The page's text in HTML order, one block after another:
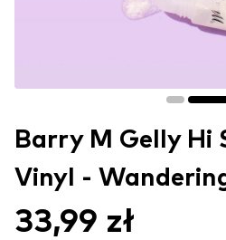
Barry M Gelly Hi
Vinyl -
33,99 zł